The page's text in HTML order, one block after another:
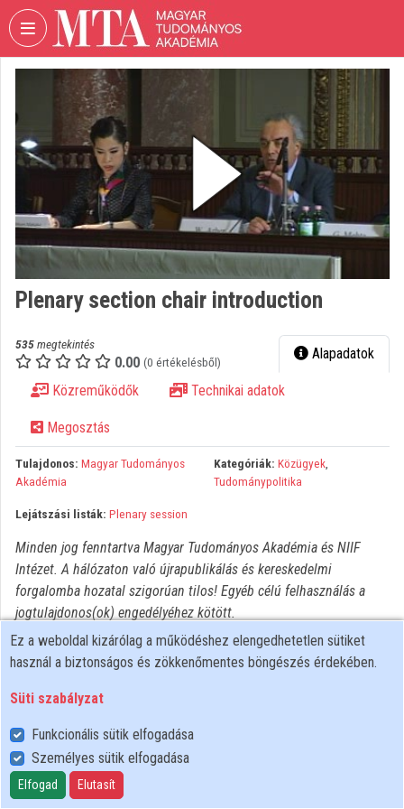
Fejléc kihagyása Menü kihagyása Tartalom kihagyása
VIDEOTORIUM
MAGYAR
TUDOMÁNYOS
AKADÉMIA
Intézményi kezdőlap
Bejelentkezés
Intézményi listák
Intézmények
Közreműködők
Plenary section chair introduction
535megtekintés
0.00 (0 értékelésből) Alapadatok
Közreműködők Technikai adatok
Megosztás
Tulajdonos: Magyar Tudományos
Akadémia
Kategóriák: Közügyek,
Tudománypolitika
Lejátszási listák: Plenary session
Minden jog fenntartva Magyar Tudományos Akadémia és NIIF
Intézet. A hálózaton való újrapublikálás és kereskedelmi
forgalomba hozatal szigorúan tilos! Egyéb célú felhasználás a
jogtulajdonos(ok) engedélyéhez kötött.
Felhasználói szabályzat
Adatkezelési tájékoztató
Süti szabályzat
Ez a weboldal kizárólag a működéshez elengedhetetlen sütiket
használ a biztonságos és zökkenőmentes böngészés érdekében.
Süti szabályzat
Funkcionális sütik elfogadása
Személyes sütik elfogadása
Elfogad Elutasít